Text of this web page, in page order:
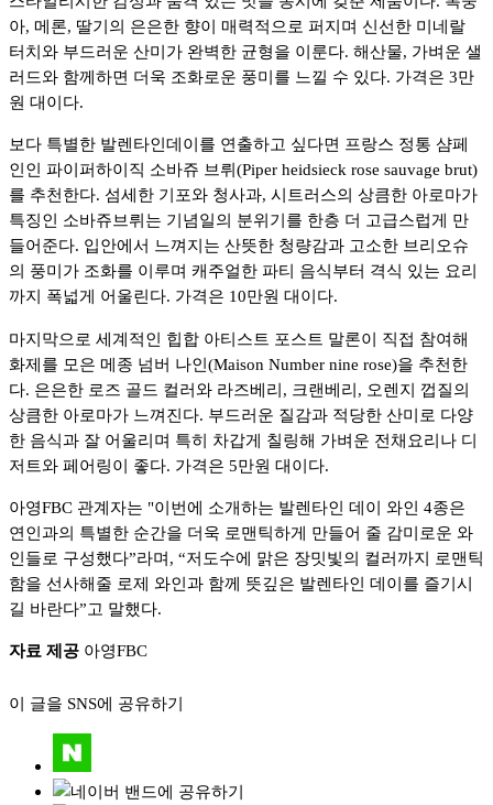
아, 메론, 딸기의 은은한 향이 매력적으로 퍼지며 신선한 미네랄
터치와 부드러운 산미가 완벽한 균형을 이룬다. 해산물, 가벼운 샐
러드와 함께하면 더욱 조화로운 풍미를 느낄 수 있다. 가격은 3만
원 대이다.
보다 특별한 발렌타인데이를 연출하고 싶다면 프랑스 정통 샴페
인인 파이퍼하이직 소바쥬 브뤼(Piper heidsieck rose sauvage brut)
를 추천한다. 섬세한 기포와 청사과, 시트러스의 상큼한 아로마가
특징인 소바쥬브뤼는 기념일의 분위기를 한층 더 고급스럽게 만
들어준다. 입안에서 느껴지는 산뜻한 청량감과 고소한 브리오슈
의 풍미가 조화를 이루며 캐주얼한 파티 음식부터 격식 있는 요리
까지 폭넓게 어울린다. 가격은 10만원 대이다.
마지막으로 세계적인 힙합 아티스트 포스트 말론이 직접 참여해
화제를 모은 메종 넘버 나인(Maison Number nine rose)을 추천한
다. 은은한 로즈 골드 컬러와 라즈베리, 크랜베리, 오렌지 껍질의
상큼한 아로마가 느껴진다. 부드러운 질감과 적당한 산미로 다양
한 음식과 잘 어울리며 특히 차갑게 칠링해 가벼운 전채요리나 디
저트와 페어링이 좋다. 가격은 5만원 대이다.
아영FBC 관계자는 "이번에 소개하는 발렌타인 데이 와인 4종은
연인과의 특별한 순간을 더욱 로맨틱하게 만들어 줄 감미로운 와
인들로 구성했다”라며, “저도수에 맑은 장밋빛의 컬러까지 로맨틱
함을 선사해줄 로제 와인과 함께 뜻깊은 발렌타인 데이를 즐기시
길 바란다”고 말했다.
자료 제공 아영FBC
이 글을 SNS에 공유하기